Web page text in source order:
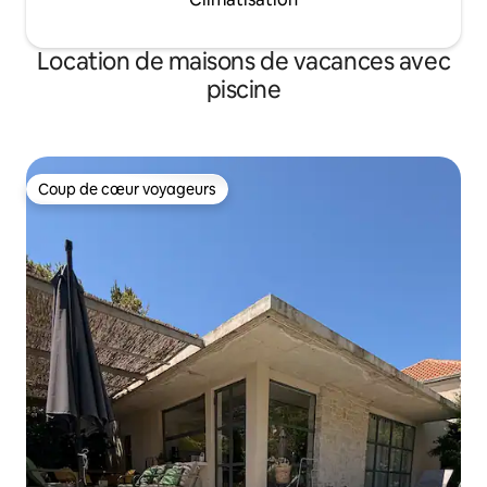
Location de maisons de vacances avec
piscine
Coup de cœur voyageurs
Coup de cœur voyageurs